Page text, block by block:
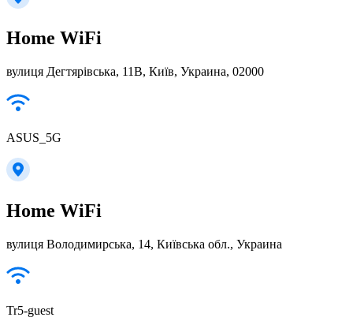
Home WiFi
вулиця Дегтярівська, 11В, Київ, Украина, 02000
ASUS_5G
Home WiFi
вулиця Володимирська, 14, Київська обл., Украина
Tr5-guest